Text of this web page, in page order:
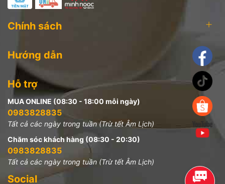
Chính sách
Hướng dẫn
Hỗ trợ
MUA ONLINE (08:30 - 18:00 mỗi ngày)
0983828835
Tất cả các ngày trong tuần (Trừ tết Âm Lịch)
Chăm sóc khách hàng (08:30 - 20:30)
0983828835
Tất cả các ngày trong tuần (Trừ tết Âm Lịch)
Social